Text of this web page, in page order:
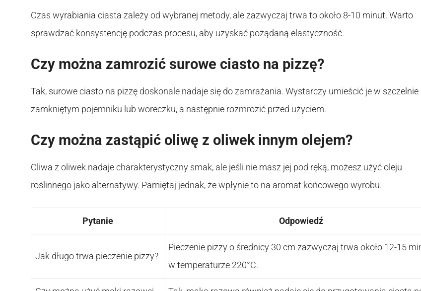
Czas wyrabiania ciasta zależy od wybranej metody, ale zazwyczaj trwa to około 8-10 minut. Warto
sprawdzać konsystencję podczas procesu, aby uzyskać pożądaną elastyczność.
Czy można zamrozić surowe ciasto na pizzę?
Tak, surowe ciasto na pizzę doskonale nadaje się do zamrażania. Wystarczy umieścić je w szczelnie
zamkniętym pojemniku lub woreczku, a następnie rozmrozić przed użyciem.
Czy można zastąpić oliwę z oliwek innym olejem?
Oliwa z oliwek nadaje charakterystyczny smak, ale jeśli nie masz jej pod ręką, możesz użyć oleju
roślinnego jako alternatywy. Pamiętaj jednak, że wpłynie to na aromat końcowego wyrobu.
Pytanie Odpowiedź
Jak długo trwa pieczenie pizzy?
Pieczenie pizzy o średnicy 30 cm zazwyczaj trwa około 12-15
w temperaturze 220°C.